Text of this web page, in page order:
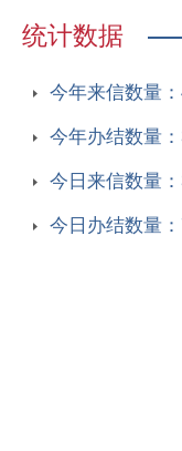
统计数据
今年来信数量
今年办结数量
今日来信数量
今日办结数量